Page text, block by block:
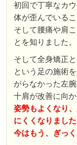
初回で丁寧なカ
体が歪んでいる
そして腰痛や肩
とを知りました。
そして全身矯正
という足の施術
がらなかった左
十肩が改善に向か
姿勢もよくなり
にくくなりました
今はもう、ぎっ